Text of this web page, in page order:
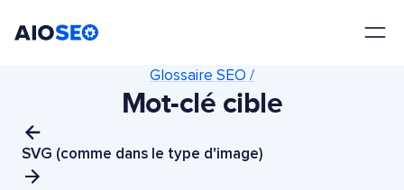
SVG (comme dans le type d'image)
Glossaire SEO /
Mot-clé cible